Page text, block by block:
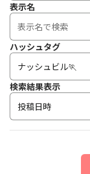
表示名
ハッシュタグ
検索結果表示
投稿日時